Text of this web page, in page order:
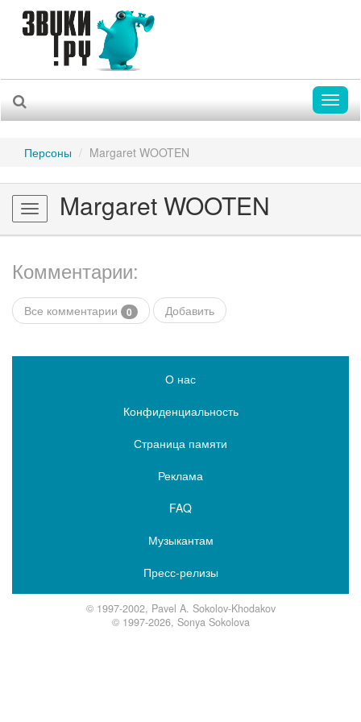
Персоны Margaret WOOTEN
Toggle
navigation
Margaret WOOTEN
Комментарии:
Все комментарии 0 Добавить
О нас
Конфиденциальность
Страница памяти
Реклама
FAQ
Музыкантам
Пресс-релизы
© 1997-2002, Pavel A. Sokolov-Khodakov
© 1997-2026, Sonya Sokolova